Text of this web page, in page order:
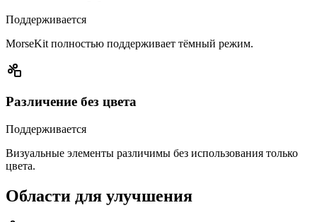
Поддерживается
MorseKit полностью поддерживает тёмный режим.
Различение без цвета
Поддерживается
Визуальные элементы различимы без использования только
цвета.
Области для улучшения